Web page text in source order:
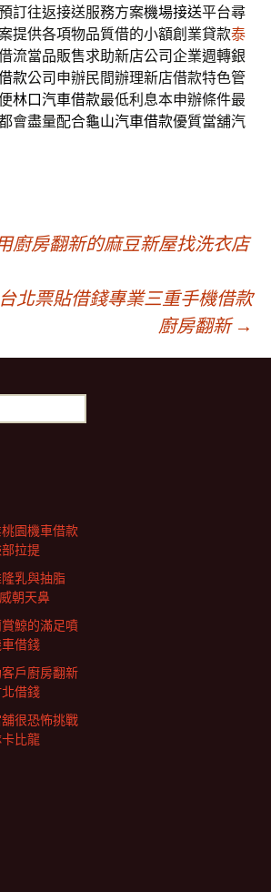
訂往返接送服務方案機場接送平台尋
提供各項物品質借的小額創業貸款泰
流當品販售求助新店公司企業週轉銀
款公司申辦民間辦理新店借款特色管
林口汽車借款最低利息本申辦條件最
會盡量配合龜山汽車借款優質當舖汽
廚房翻新的麻豆新屋找洗衣店
北票貼借錢專業三重手機借款
廚房翻新 →
園機車借款
拉提
乳與抽脂
朝天鼻
鯨的滿足噴
借錢
戶廚房翻新
借錢
很恐怖挑戰
比龍